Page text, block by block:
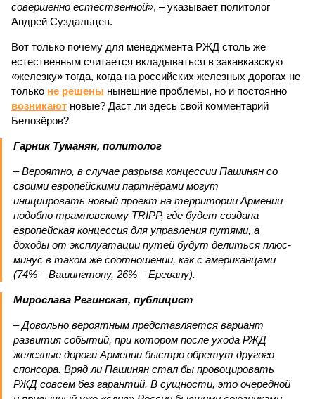
совершенно естественной», – указывает политолог
Андрей Суздальцев.
Вот только почему для менеджмента РЖД столь же
естественным считается вкладываться в закавказскую
«железку» тогда, когда на российских железных дорогах не
только не решены нынешние проблемы, но и постоянно
возникают новые? Даст ли здесь свой комментарий
Белозёров?
Гарник Туманян, политолог
– Вероятно, в случае разрыва концессии Пашинян со
своими европейскими партнёрами могут
инициировать новый проект на территории Армении
подобно трамповскому TRIPP, где будет создана
европейская концессия для управления путями, а
доходы от эксплуатации путей будут делиться плюс-
минус в таком же соотношении, как с американцами
(74% – Вашингтону, 26% – Еревану).
Мирослава Регинская, публицист
– Довольно вероятным представляется вариант
развития событий, при котором после ухода РЖД
железные дороги Армении быстро обретут другого
спонсора. Вряд ли Пашинян стал бы провоцировать
РЖД совсем без гарантий. В сущности, это очередной